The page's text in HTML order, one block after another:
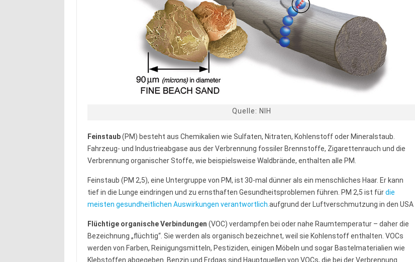
Quelle: NIH
Feinstaub(PM) besteht aus Chemikalien wie Sulfaten, Nitraten, Kohlenstoff oder Mineralstaub.
Fahrzeug- und Industrieabgase aus der Verbrennung fossiler Brennstoffe, Zigarettenrauch und die
Verbrennung organischer Stoffe, wie beispielsweise Waldbrände, enthalten alle PM.
Feinstaub (PM 2,5), eine Untergruppe von PM, ist 30-mal dünner als ein menschliches Haar. Er kann
tief in die Lunge eindringen und zu ernsthaften Gesundheitsproblemen führen. PM 2,5 ist fürdie
meisten gesundheitlichen Auswirkungen verantwortlich.aufgrund der Luftverschmutzung in den USA
Flüchtige organische Verbindungen (VOC) verdampfen bei oder nahe Raumtemperatur – daher die
Bezeichnung „flüchtig“. Sie werden als organisch bezeichnet, weil sie Kohlenstoff enthalten. VOCs
werden von Farben, Reinigungsmitteln, Pestiziden, einigen Möbeln und sogar Bastelmaterialien wie
Klebstoffen abgegeben. Benzin und Erdgas sind Hauptquellen von VOCs, die bei der Verbrennung